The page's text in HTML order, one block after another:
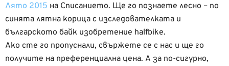
Лято 2015 на Списанието. Ще го познаете лесно – по
синята лятна корица с изследователката и
българското байк изобретение halfbike.
Ако сте го пропуснали, свържете се с нас и ще го
получите на преференциална цена. А за по-сигурно,